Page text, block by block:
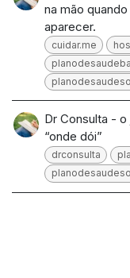
na mão
aparecer.
cuidar.me
Dr Consulta -
“onde dói”
drconsulta